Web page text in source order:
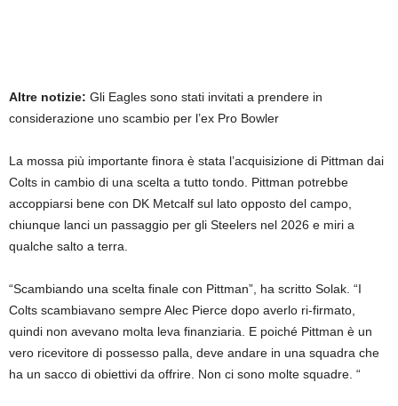
Altre notizie: Gli Eagles sono stati invitati a prendere in
considerazione uno scambio per l’ex Pro Bowler
La mossa più importante finora è stata l’acquisizione di Pittman dai
Colts in cambio di una scelta a tutto tondo. Pittman potrebbe
accoppiarsi bene con DK Metcalf sul lato opposto del campo,
chiunque lanci un passaggio per gli Steelers nel 2026 e miri a
qualche salto a terra.
“Scambiando una scelta finale con Pittman”, ha scritto Solak. “I
Colts scambiavano sempre Alec Pierce dopo averlo ri-firmato,
quindi non avevano molta leva finanziaria. E poiché Pittman è un
vero ricevitore di possesso palla, deve andare in una squadra che
ha un sacco di obiettivi da offrire. Non ci sono molte squadre. “